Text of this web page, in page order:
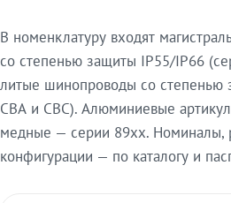
В номенклатуру входят
со степенью защиты IP55/IP66
литые шинопроводы со степенью
СВА и СВС). Алюминиевые
медные — серии 89xx. Номиналы,
конфигурации — по каталогу и